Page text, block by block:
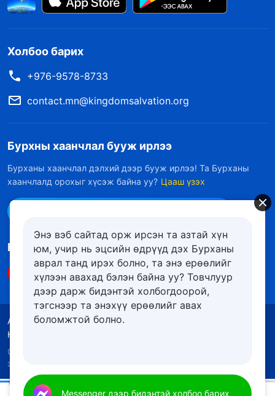
Холбоо барих
+976-9578-8733
contact.mn@kingdomsalvation.org
Бурхны хаанчлал бууж ирлээ
Бурханы хаанчлал дэлхий дээр бууж ирлээ! Та Бурханы
хаанчлалд орохыг хүсэж байна уу? Цааш үзэх
Биднийг дагах
Ашиглалтын нөхцөлүүд
Нууцлалын бодлого
Кредит
Copyright © 2026
эрх хуулиар хамгаалагдсан.
Энэ вэб сайтад орж ирсэн та азтай хүн
юм, учир нь эцсийн өдрүүд дэх Бурханы
аврал танд ирэх болно, та энэ ерѳѳлийг
хүлээн авахад бэлэн байна уу? Товчлуур
дээр дарж бидэнтэй холбогдоорой,
тэгснээр та энэхүү ерѳѳлийг авах
боломжтой болно.
Messenger дээр бидэнтэй холбоо барих
Өдөр тутмын Бурханы үг: Бурханы илрэлт ба ажил | Эшлэл 66